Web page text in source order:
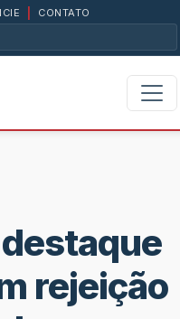
CONTATO
rejeição